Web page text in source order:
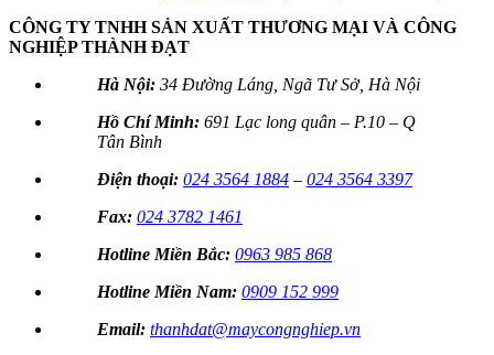
CÔNG TY TNHH SẢN XUẤT THƯƠNG MẠI VÀ CÔNG
NGHIỆP THÀNH ĐẠT
Hà Nội: 34 Đường Láng, Ngã Tư Sở, Hà Nội
Hồ Chí Minh: 691 Lạc long quân – P.10 – Q
Tân Bình
Điện thoại: 024 3564 1884 – 024 3564 3397
Fax: 024 3782 1461
Hotline Miền Bắc: 0963 985 868
Hotline Miền Nam: 0909 152 999
Email: thanhdat@maycongnghiep.vn